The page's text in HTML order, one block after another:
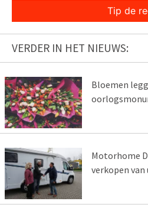
Tip de
VERDER IN HET NIEUWS:
Bloemen
Motorhome
verkopen van